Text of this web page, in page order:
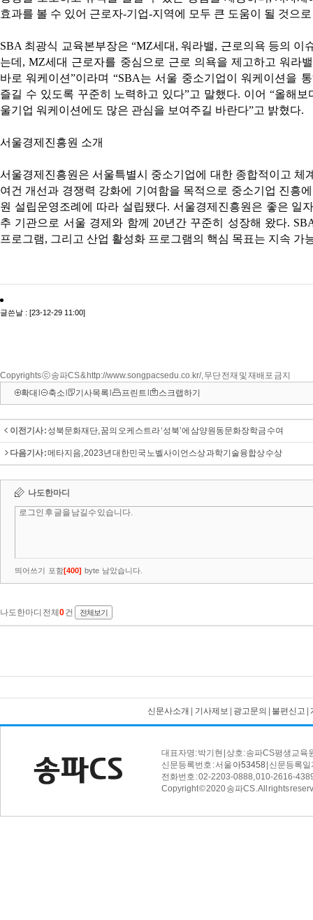
Copyrights ⓒ 송파CS & http://www.songpacsedu.co.kr/, 무단 전재 및 재배포 금지
확대
축소 기사목록 프린트 스크랩하기
이전기사 : 성북문화재단, 꿈의 오케스트라 ‘성북’에 삼양원동문화장학금 수여
다음기사 :메타지음, 2023년 대한민국 노벨사이언스상 과학기술융합상 수상
신문사소개 기사제보 광고문의 불편신고 |
대표자명: 박기현 | 상호: 송파CS평생교육
신문등록번호 : 서울 아53458 | 신문등록
전화번호 : 02-2203-0888, 010-2616-
Copyright © 2020 송파CS . All rights